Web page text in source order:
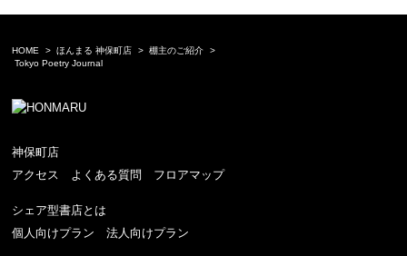
HOME ほんまる 神保町店
棚主のご紹介
Tokyo Poetry Journal
神保町店
アクセス
よくある質問 フロアマップ
シェア型書店とは
個人向けプラン
法人向けプラン